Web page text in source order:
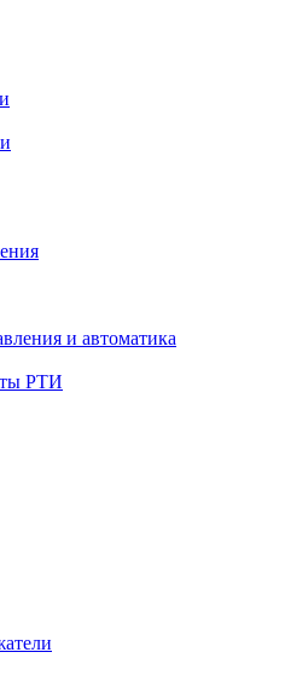
и автоматика
РТИ